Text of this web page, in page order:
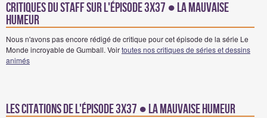
Critiques du staff sur l'épisode 3x37 ● La mauvaise
humeur
Nous n'avons pas encore rédigé de critique pour cet épisode de la série Le
Monde incroyable de Gumball. Voirtoutes nos critiques de séries et dessins
animés
Les citations de l'épisode 3x37 ● La mauvaise humeur